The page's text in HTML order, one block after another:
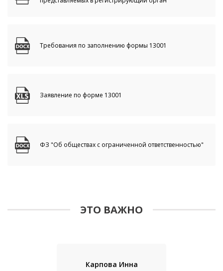
Требования по заполнению формы 13001
Заявление по форме 13001
ФЗ "Об обществах с ограниченной ответственностью"
ЭТО ВАЖНО
Карпова Инна